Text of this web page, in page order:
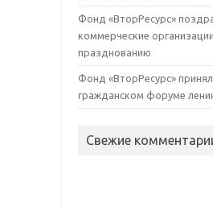
Фонд «ВторРесурс»
коммерческие
празднованию
Фонд «ВторРесурс» принял
гражданском форуме
Свежие